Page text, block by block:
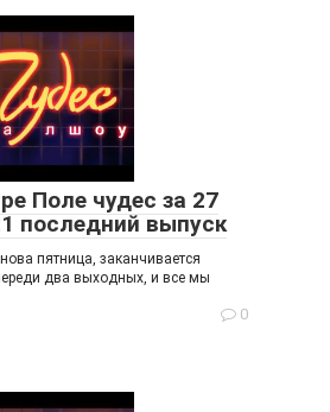
Поле чудес за 27
последний выпуск
пятница, заканчивается
два выходных, и все мы
0